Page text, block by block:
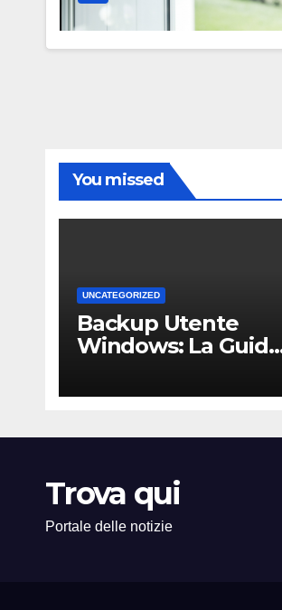
You missed
UNCATEGORIZED
Backup Utente
Windows: La Guida
Perdere i Tuoi Dati
dell’Ufficio
Trova qui
Portale delle notizie